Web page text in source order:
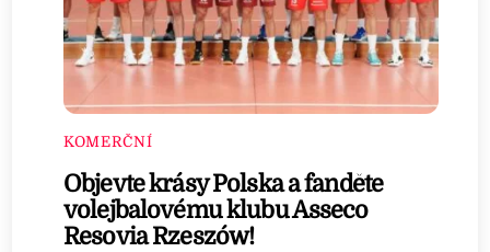
KOMERČNÍ
Objevte krásy Polska a fanděte
volejbalovému klubu Asseco
Resovia Rzeszów!